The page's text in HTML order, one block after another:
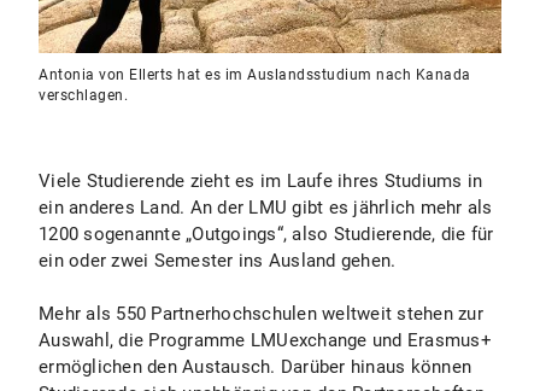
Antonia von Ellerts hat es im Auslandsstudium nach Kanada
verschlagen.
Viele Studierende zieht es im Laufe ihres Studiums in
ein anderes Land. An der LMU gibt es jährlich mehr als
1200 sogenannte „Outgoings“, also Studierende, die für
ein oder zwei Semester ins Ausland gehen.
Mehr als 550 Partnerhochschulen weltweit stehen zur
Auswahl, die Programme LMUexchange und Erasmus+
ermöglichen den Austausch. Darüber hinaus können